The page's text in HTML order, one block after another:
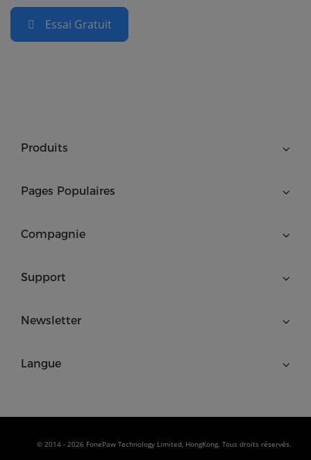
Essai Gratuit
Produits
Pages Populaires
Compagnie
Support
Newsletter
Langue
© 2014 - 2026 FonePaw Technology Limited, HongKong. Tous droits réservés.